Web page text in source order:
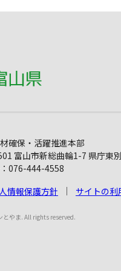
確保・活躍推進本部
富山市新総曲輪1-7 県庁東
076-444-4558
情報保護方針
サイトの利
とやま. All rights reserved.